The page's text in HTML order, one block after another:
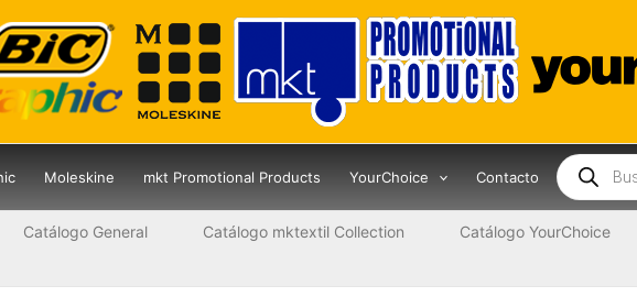
Moleskine mkt Promotional Products YourChoice Contacto
Búsqueda
de
productos
Catálogo General Catálogo mktextil Collection
Catálogo YourChoice